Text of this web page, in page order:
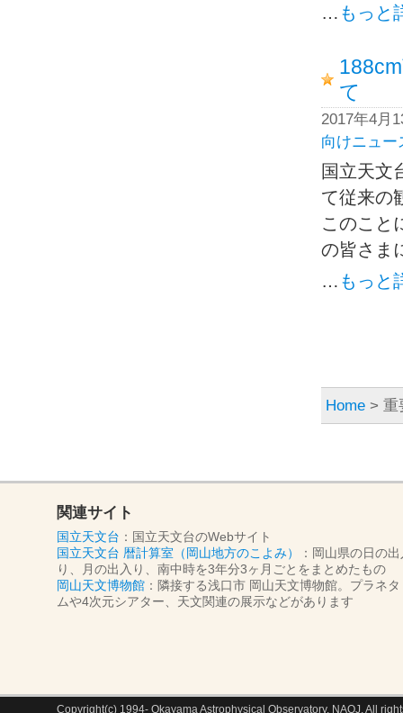
… もっと
て
2017年4月
向けニュー
国立天文
て従来の
このこと
の皆さま
… もっと
Home > 重
関連サイト
国立天文台 ：国立天文台のWebサイト
国立天文台 暦計算室（岡山地方のこよみ）
：岡山県の日の
り、月の出入り、南中時を3年分3ヶ月ごとをまとめたもの
岡山天文博物館 ：隣接する浅口市 岡山天文博物館。プラネタ
ムや4次元シアター、天文関連の展示などがあります
Copyright(c) 1994- Okayama Astrophysical Observatory, NAOJ, All